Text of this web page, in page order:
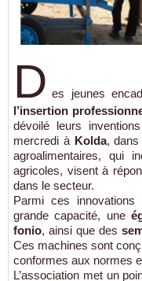
D es jeunes
l’insertion
dévoilé leurs
mercredi à Kolda, dans
agroalimentaires, qui
agricoles, visent à
dans le secteur.
Parmi ces innovations
grande capacité, une
fonio, ainsi que des
Ces machines sont
conformes aux normes
L’association met un